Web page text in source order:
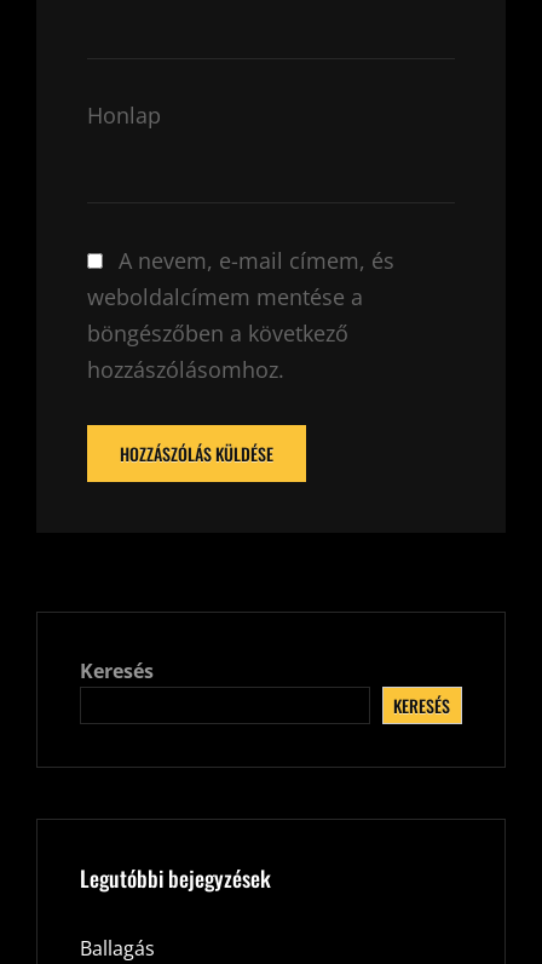
Honlap
A nevem, e-mail címem, és
weboldalcímem mentése a
böngészőben a következő
hozzászólásomhoz.
Keresés
KERESÉS
Legutóbbi bejegyzések
Ballagás